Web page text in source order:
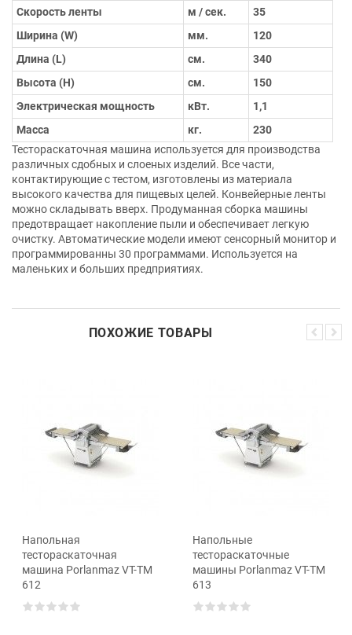
Скорость ленты
м / сек.
35
Ширина (W)
мм.
120
Длина (L)
см.
340
Высота (H)
см.
150
Электрическая мощность
кВт.
1,1
Масса
кг.
230
Тестораскаточная машина используется для производства
различных сдобных и слоеных изделий. Все части,
контактирующие с тестом, изготовлены из материала
высокого качества для пищевых целей. Конвейерные ленты
можно складывать вверх. Продуманная сборка машины
предотвращает накопление пыли и обеспечивает легкую
очистку. Автоматические модели имеют сенсорный монитор и
программированны 30 программами. Используется на
маленьких и больших предприятиях.
ПОХОЖИЕ ТОВАРЫ
Напольная
тестораскаточная
машина Porlanmaz VT-TM
612
Напольные
тестораскаточные
машины Porlanmaz VT-TM
613